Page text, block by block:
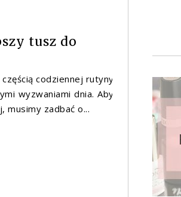
tusz do
codziennej rutyny
wyzwaniami dnia. Aby
musimy zadbać o...